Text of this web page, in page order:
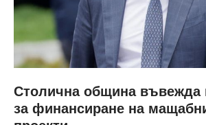
Столична община въвежда
за финансиране на